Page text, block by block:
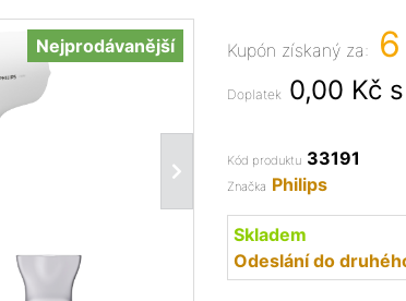
Nejprodávanější Kupón získaný za:
Doplatek 0,00 Kč
Kód produktu 33191
Značka Philips
Skladem
Odeslání do